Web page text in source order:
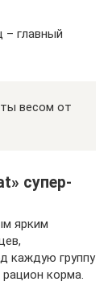
– главный
весом от
супер-
ярким
каждую группу
корма.